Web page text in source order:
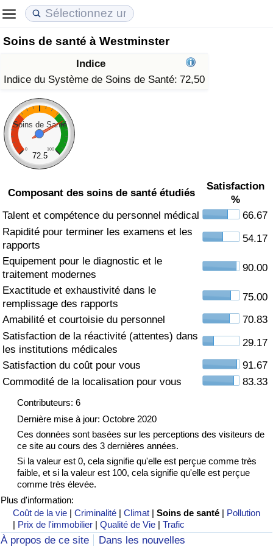
Soins de santé à Westminster
Indice
Indice du Système de Soins de Santé: 72,50
Soins de Santé
0 100
72.5
Composant des soins de santé étudiés
Satisfaction
%
Talent et compétence du personnel médical
66.67
Rapidité pour terminer les examens et les
rapports
54.17
Equipement pour le diagnostic et le
traitement modernes
90.00
Exactitude et exhaustivité dans le
remplissage des rapports
75.00
Amabilité et courtoisie du personnel
70.83
Satisfaction de la réactivité (attentes) dans
les institutions médicales
29.17
Satisfaction du coût pour vous
91.67
Commodité de la localisation pour vous
83.33
Contributeurs: 6
Dernière mise à jour: Octobre 2020
Ces données sont basées sur les perceptions des visiteurs de
ce site au cours des 3 dernières années.
Si la valeur est 0, cela signifie qu'elle est perçue comme très
faible, et si la valeur est 100, cela signifie qu'elle est perçue
comme très élevée.
Plus d'information:
Coût de la vie |Criminalité |Climat |Soins de santé | Pollution
| Prix de l'immobilier |Qualité de Vie |Trafic
À propos de ce site Dans les nouvelles
Coût de la vie
Indice du Coût de la Vie (Actuel)
Indice du Coût de la Vie
Indice du coût de la vie par pays
à Akaba
Prix de l'immobilier
Indice des Prix de l'immobilier (Actuel)
Indice des Prix de l'immobilier
Indice des Prix de l'immobilier par Pays
Qualité de Vie
Indice de Qualité de Vie
Indice de Qualité de Vie (Actuel)
Indice de qualité de vie par pays
Criminalité
Indice de Criminalité (Actuel)
Indice de Criminalité
Indice de criminalité par pays
Soins de santé
Indice des soins de santé (Actuel)
Indice des soins de santé
Indice des soins de santé par Pays
Pollution
Indice de Pollution (Actuel)
Indice de pollution
Indice de Pollution par Pays
Trafic